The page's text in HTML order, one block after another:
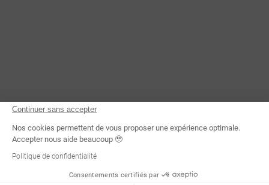
Continuer sans accepter
Nos cookies permettent de vous proposer une expérience optimale.
Accepter nous aide beaucoup 🥹
Politique de confidentialité
Consentements certifiés par